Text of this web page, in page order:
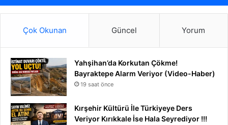
Çok Okunan Güncel Yorum
Yahşihan’da Korkutan Çökme!
Bayraktepe Alarm Veriyor (Video-Haber)
19 saat önce
Kırşehir Kültürü İle Türkiyeye Ders
Veriyor Kırıkkale İse Hala Seyrediyor !!!